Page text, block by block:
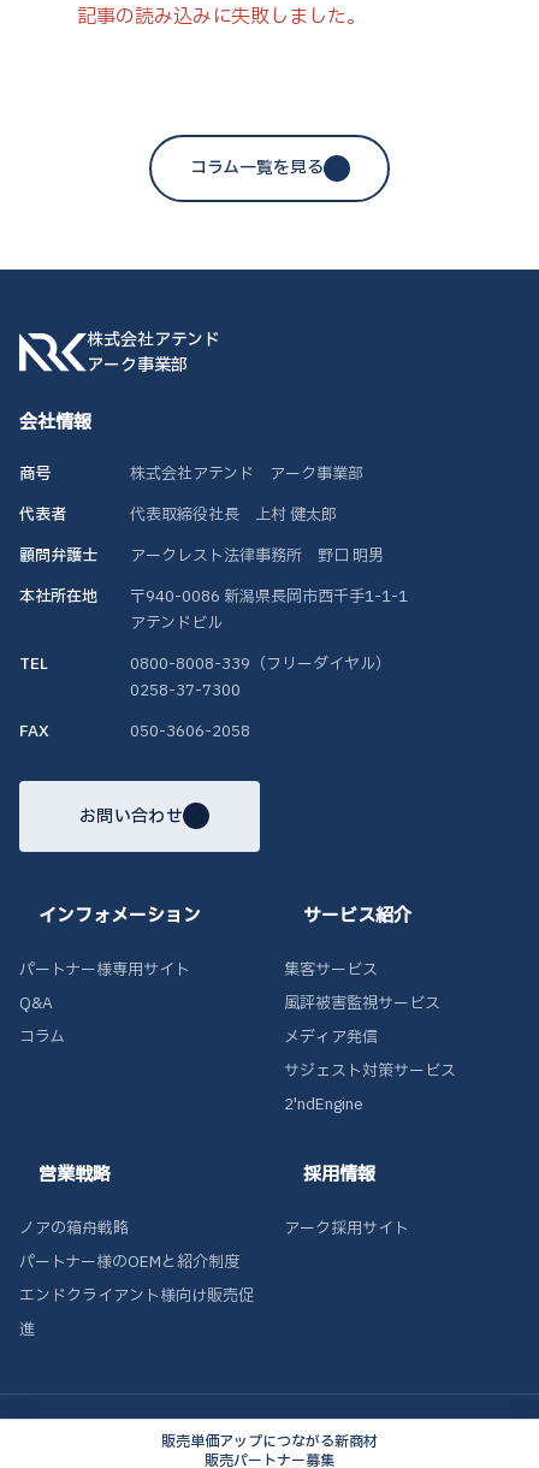
販売単価アップにつながる新商材
販売パートナー募集
記事の読み込みに失敗しました。
コラム一覧を見る
株式会社アテンド
アーク事業部
会社情報
商号
株式会社アテンド アーク事業部
代表者
代表取締役社長 上村 健太郎
顧問弁護士
アークレスト法律事務所 野口 明男
本社所在地
〒940-0086 新潟県長岡市西千手1-1-1
アテンドビル
TEL
0800-8008-339（フリーダイヤル）
0258-37-7300
FAX
050-3606-2058
お問い合わせ
インフォメーション
パートナー様専用サイト
Q&A
コラム
サービス紹介
集客サービス
風評被害監視サービス
メディア発信
サジェスト対策サービス
2'ndEngine
営業戦略
ノアの箱舟戦略
パートナー様のOEMと紹介制度
エンドクライアント様向け販売促
進
採用情報
アーク採用サイト
© 株式会社アテンド